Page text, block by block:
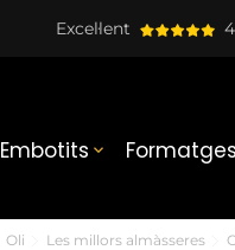
Excel·lent
Embotits  Formatges
Oli Les millors almàsseres